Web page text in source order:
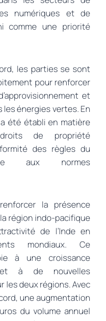
numériques et de
comme une priorité
les parties se sont
pour renforcer
et
énergies vertes. En
été établi en matière
de propriété
des règles du
aux normes
la présence
région indo-pacifique
de l’Inde en
mondiaux. Ce
à une croissance
et à de nouvelles
les deux régions. Avec
une augmentation
du volume annuel